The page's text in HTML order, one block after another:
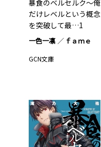
暴食のベルセルク～俺
だけレベルという概念
を突破して最…1
一色一凛 ｆａｍｅ
GCN文庫